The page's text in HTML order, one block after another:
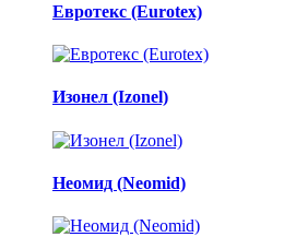
Евротекс (Eurotex)
Изонел (Izonel)
Неомид (Neomid)